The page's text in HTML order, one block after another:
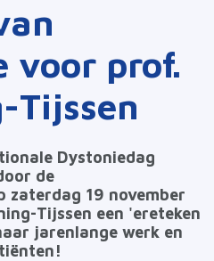
voor prof.
Tijssen
Dystoniedag
de
zaterdag 19 november
Tijssen een 'ereteken
jarenlange werk en